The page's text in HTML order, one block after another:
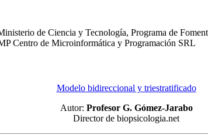
de Ciencia y Tecnología, Programa de
Centro de Microinformática y Programación SRL
Modelo bidireccional y triestratificado
Autor: Profesor G. Gómez-Jarabo
Director de biopsicologia.net